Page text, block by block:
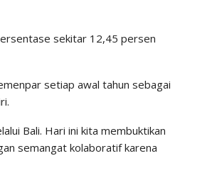
sekitar 12,45 persen
setiap awal tahun sebagai
Bali. Hari ini kita membuktikan
semangat kolaboratif karena